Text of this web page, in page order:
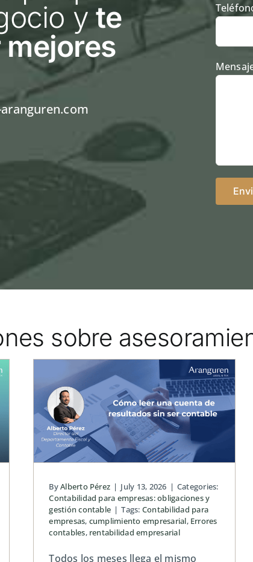
y te
sobre
ByAlberto Pérez | July 13, 2026 | Categories:
Contabilidad para empresas: obligaciones y
gestión contable | Tags: Contabilidad para
empresas, cumplimiento empresarial, Errores
contables, rentabilidad empresarial
Todos los meses llega el mismo
Cuánto cuesta realmente
un empleado a tu
empresa: coste real, no
solo el salario
Personas, Equipo y Costes Laborales